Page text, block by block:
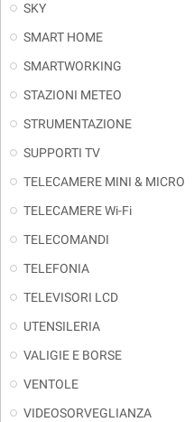
SKY
SMART HOME
SMARTWORKING
STAZIONI METEO
STRUMENTAZIONE
SUPPORTI TV
TELECAMERE MINI & MICRO
TELECAMERE Wi-Fi
TELECOMANDI
TELEFONIA
TELEVISORI LCD
UTENSILERIA
VALIGIE E BORSE
VENTOLE
VIDEOSORVEGLIANZA